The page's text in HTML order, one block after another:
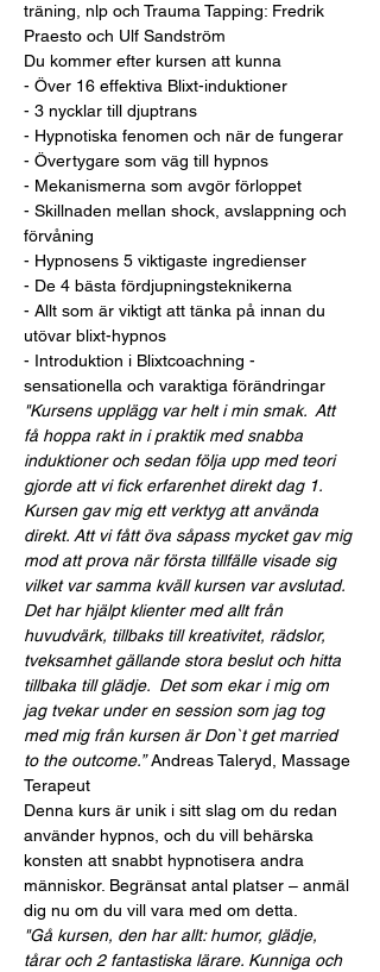
träning, nlp och Trauma Tapping: Fredrik
Praesto och Ulf Sandström
Du kommer efter kursen att kunna
- Över 16 effektiva Blixt-induktioner
- 3 nycklar till djuptrans
- Hypnotiska fenomen och när de fungerar
- Övertygare som väg till hypnos
- Mekanismerna som avgör förloppet
- Skillnaden mellan shock, avslappning och
förvåning
- Hypnosens 5 viktigaste ingredienser
- De 4 bästa fördjupningsteknikerna
- Allt som är viktigt att tänka på innan du
utövar blixt-hypnos
- Introduktion i Blixtcoachning -
sensationella och varaktiga förändringar
"Kursens upplägg var helt i min smak.  Att
få hoppa rakt in i praktik med snabba
induktioner och sedan följa upp med teori
gjorde att vi fick erfarenhet direkt dag 1.
Kursen gav mig ett verktyg att använda
direkt. Att vi fått öva såpass mycket gav mig
mod att prova när första tillfälle visade sig
vilket var samma kväll kursen var avslutad.
Det har hjälpt klienter med allt från
huvudvärk, tillbaks till kreativitet, rädslor,
tveksamhet gällande stora beslut och hitta
tillbaka till glädje.  Det som ekar i mig om
jag tvekar under en session som jag tog
med mig från kursen är Don`t get married
to the outcome.” Andreas Taleryd, Massage
Terapeut
Denna kurs är unik i sitt slag om du redan
använder hypnos, och du vill behärska
konsten att snabbt hypnotisera andra
människor. Begränsat antal platser – anmäl
dig nu om du vill vara med om detta.
"Gå kursen, den har allt: humor, glädje,
tårar och 2 fantastiska lärare. Kunniga och